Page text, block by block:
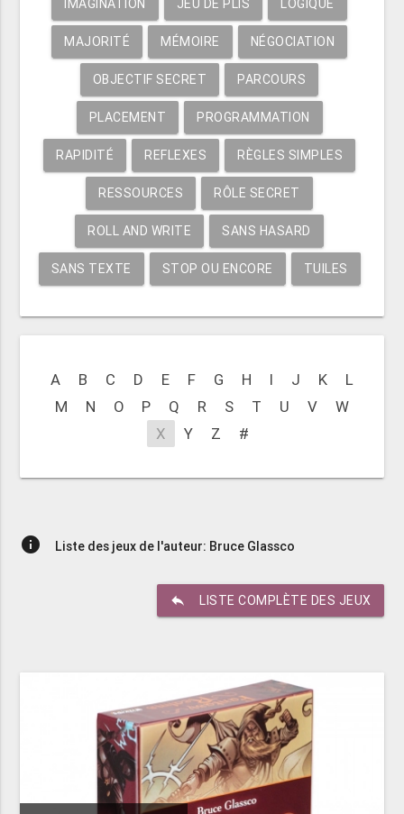
MAJORITÉ MÉMOIRE NÉGOCIATION
OBJECTIF SECRET PARCOURS
PLACEMENT PROGRAMMATION
RAPIDITÉ REFLEXES RÈGLES SIMPLES
RESSOURCES RÔLE SECRET
ROLL AND WRITE SANS HASARD
SANS TEXTE STOP OU ENCORE TUILES
A B C D E F G H I J K
L
M
N O P Q R S T U V
W
X
Y Z #
info Liste des jeux de l'auteur: Bruce Glassco
reply LISTE COMPLÈTE DES JEUX